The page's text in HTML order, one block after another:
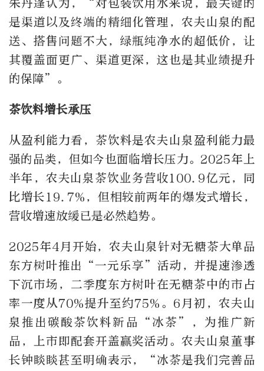
朱丹蓬认为，“对包装饮用水来说，最关键的
是渠道以及终端的精细化管理，农夫山泉的配
送、搭售问题不大，绿瓶纯净水的超低价，让
其覆盖面更广、渠道更深，这也是其业绩提升
的保障”。
茶饮料增长承压
从盈利能力看，茶饮料是农夫山泉盈利能力最
强的品类，但如今也面临增长压力。2025年上
半年，农夫山泉茶饮业务营收100.9亿元，同
比增长19.7%，但相较前两年的爆发式增长，
营收增速放缓已是必然趋势。
2025年4月开始，农夫山泉针对无糖茶大单品
东方树叶推出“一元乐享”活动，并提速渗透
下沉市场，二季度东方树叶在无糖茶中的市占
率一度从70%提升至约75%。6月初，农夫山
泉推出碳酸茶饮料新品“冰茶”，为推广新
品，上市即配套开盖赢奖活动。农夫山泉董事
长钟睒睒甚至明确表示，“冰茶是我们完善品